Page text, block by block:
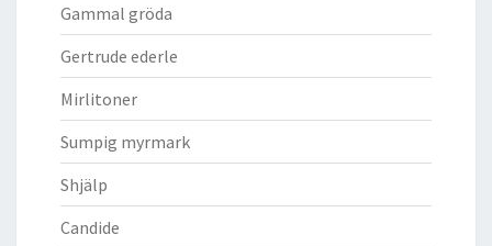
Gammal gröda
Gertrude ederle
Mirlitoner
Sumpig myrmark
Shjälp
Candide